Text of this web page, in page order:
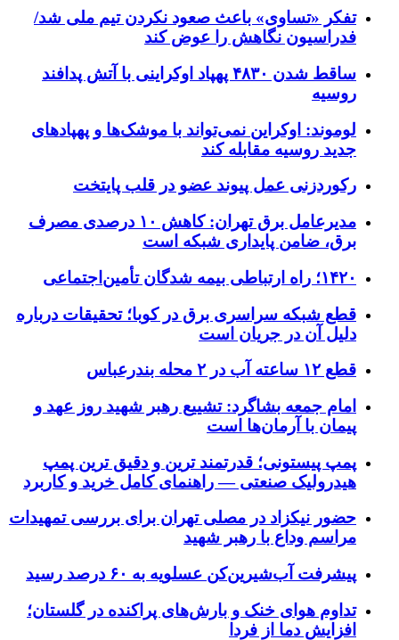
تفکر «تساوی» باعث صعود نکردن تیم ملی شد/
فدراسیون نگاهش را عوض کند
ساقط شدن ۴۸۳۰ پهپاد اوکراینی با آتش پدافند
روسیه
لوموند: اوکراین نمی‌تواند با موشک‌ها و پهپادهای
جدید روسیه مقابله کند
رکوردزنی عمل پیوند عضو در قلب پایتخت
مدیرعامل برق تهران: کاهش ۱۰ درصدی مصرف
برق، ضامن پایداری شبکه است
۱۴۲۰؛ راه ارتباطی بیمه شدگان تأمین‌اجتماعی
قطع شبکه سراسری برق در کوبا؛ تحقیقات درباره
دلیل آن در جریان است
قطع ۱۲ ساعته آب در ۲ محله بندرعباس
امام جمعه بشاگرد: تشییع رهبر شهید روز عهد و
پیمان با آرمان‌ها است
پمپ پیستونی؛ قدرتمند ترین و دقیق‌ ترین پمپ
هیدرولیک صنعتی — راهنمای کامل خرید و کاربرد
حضور نیکزاد در مصلی تهران برای بررسی تمهیدات
مراسم وداع با رهبر شهید
پیشرفت آب‌شیرین‌کن عسلویه به ۶۰ درصد رسید
تداوم هوای خنک و بارش‌های پراکنده در گلستان؛
افزایش دما از فردا